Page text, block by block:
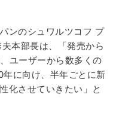
ンのシュワルツコフ プ
本部長は、「発売から
ユーザーから数多くの
に向け、半年ごとに新
化させていきたい」と